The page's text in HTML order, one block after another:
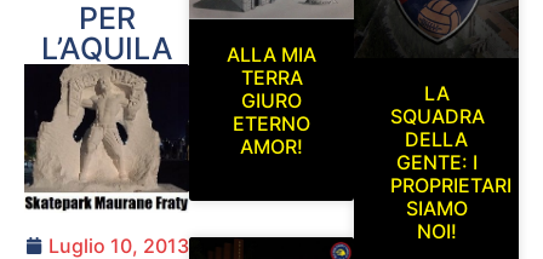
PER
L’AQUILA
Luglio 10, 2013
ALLA MIA
TERRA
GIURO
ETERNO
AMOR!
LA
SQUADRA
DELLA
GENTE: I
PROPRIETARI
SIAMO
NOI!